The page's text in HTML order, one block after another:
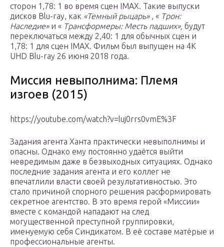
сторон 1,78: 1 во время сцен IMAX. Такие выпуски
дисков Blu-ray, как «Темный рыцарь», « Трон:
Наследие»и « Трансформеры: Месть падших», будут
переключаться между 2,40: 1 для обычных сцен и
1,78: 1 для сцен IMAX. Фильм был выпущен на 4K
UHD Blu-ray 26 июня 2018 года.
Миссия невыполнима: Племя
изгоев (2015)
https://youtube.com/watch?v=luj0rrs0vmE%3F
Задания агента Ханта практически невыполнимы и
опасны. Однако ему постоянно удаётся выйти
невредимым даже в безвыходных ситуациях. Однако
последние задания агента и его коллег не
впечатлили власти своей результативностью. Это
стало причиной спорного решения расформировать
секретное агентство. В это время герой «Миссии»
вместе с командой нападают на след
могущественной преступной группировки,
именуемую себя Синдикатом. В её составе матёрые и
профессиональные агенты.